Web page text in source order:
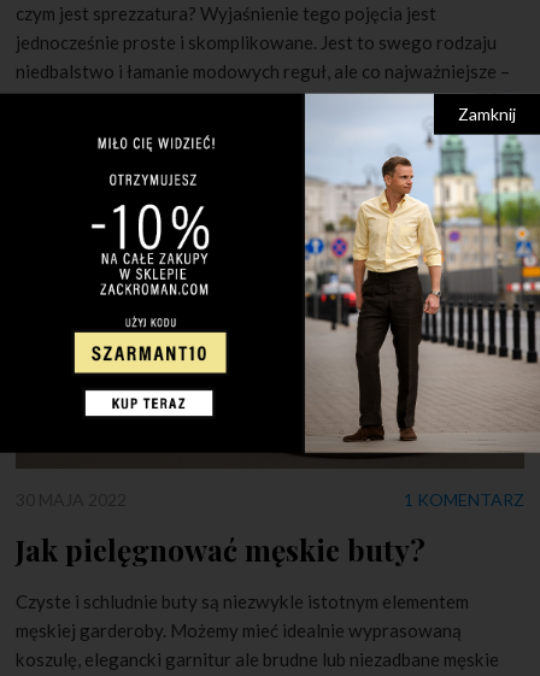
czym jest sprezzatura? Wyjaśnienie tego pojęcia jest
jednocześnie proste i skomplikowane. Jest to swego rodzaju
niedbalstwo i łamanie modowych reguł, ale co najważniejsze –
jest to świadome niedbalstwo, którego celem jest przede
1 KOMENTARZ
Jak pielęgnować męskie buty?
Czyste i schludnie buty są niezwykle istotnym elementem
męskiej garderoby. Możemy mieć idealnie wyprasowaną
koszulę, elegancki garnitur ale brudne lub niezadbane męskie
Zamknij